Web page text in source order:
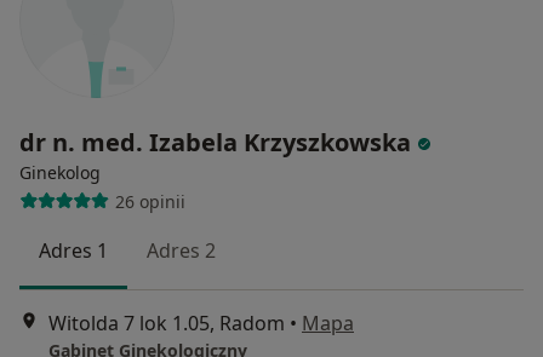
dr n. med. Izabela Krzyszkowska
Ginekolog
26 opinii
Adres 1 Adres 2
Witolda 7 lok 1.05, Radom • Mapa
Gabinet Ginekologiczny